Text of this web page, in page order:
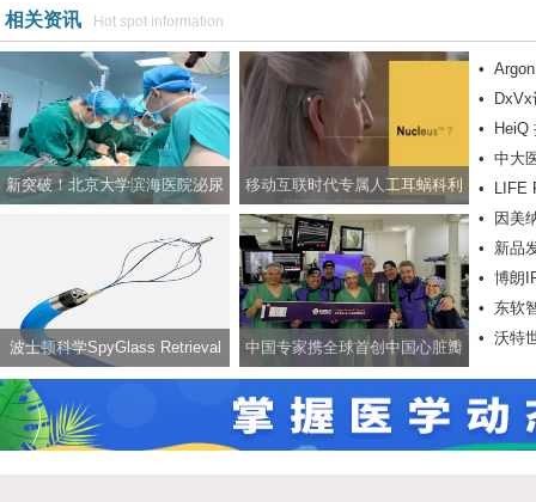
相关资讯 Hot spot information
新突破！北京大学滨海医院泌尿
形手术
移动互联时代专属人工耳蜗科利
耳Nucleus? 7声音处理器
波士顿科学SpyGlass Retrieval
Basket一次性使用取石网篮正式
在华获批，提供ERCP手术取石新
中国专家携全球首创中国心脏瓣
新篇章
•
同轴导
•
临床试
•
HeiQ
• 中大
物移植
•
LIFE
•
因美
景变异
• 新品
艳上市
• 博朗
趋势
• 东软
• 沃特